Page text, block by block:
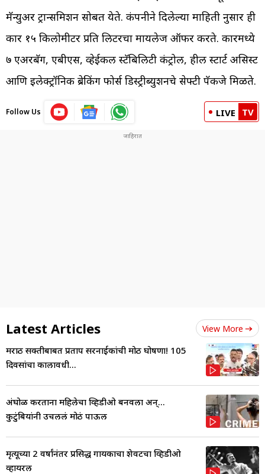
मॅन्युअर ट्रान्समिशन सोबत येते. कंपनीने दिलेल्या माहिती नुसार ही
कार १५ किलोमीटर प्रति लिटरचा मायलेज ऑफर करते. कारमध्ये
७ एअरबॅग, एबीएस, व्हेईकल स्टॅबिलिटी कंट्रोल, हील स्टार्ट असिस्ट
आणि इलेक्ट्रॉनिक ब्रेकिंग फोर्स डिस्ट्रीब्युशनचे सेफ्टी पॅकजे मिळते.
Follow Us LIVE TV
Latest Articles View More
मराठी सक्तीबाबत प्रताप सरनाईकांची मोठी घोषणा! 105
दिवसांचा कालावधी...
अंघोळ करताना महिलेचा व्हिडीओ बनवला अन्...
कुटुंबियांनी उचललं मोठं पाऊल
मृत्यूच्या 2 वर्षांनंतर प्रसिद्ध गायकाचा शेवटचा व्हिडीओ
व्हायरल